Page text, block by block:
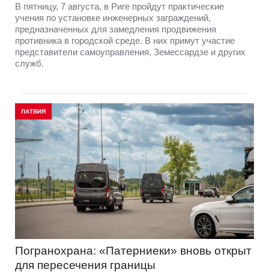
В пятницу, 7 августа, в Риге пройдут практические
учения по установке инженерных заграждений,
предназначенных для замедления продвижения
противника в городской среде. В них примут участие
представители самоуправления, Земессардзе и других
служб.
ЛАТВИЯ
Погранохрана: «Патерниеки» вновь открыт
для пересечения границы